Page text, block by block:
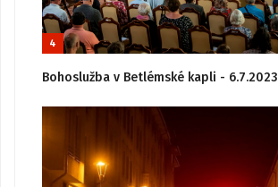
4
Bohoslužba v Betlémské kapli - 6.7.2023